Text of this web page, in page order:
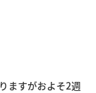
ますがおよそ2週